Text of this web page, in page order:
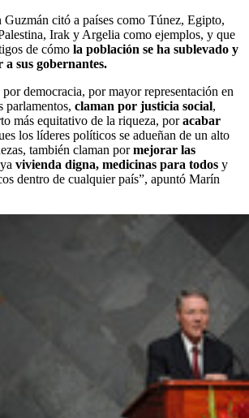
citó a países como Túnez, Egipto,
Irak y Argelia como ejemplos, y que
de cómo la población se ha sublevado y
sus gobernantes.
democracia, por mayor representación en
parlamentos, claman por justicia social,
más equitativo de la riqueza, poracabar
los líderes políticos se adueñan de un alto
también claman pormejorar las
vivienda digna, medicinas para todos y
dentro de cualquier país”, apuntó Marín